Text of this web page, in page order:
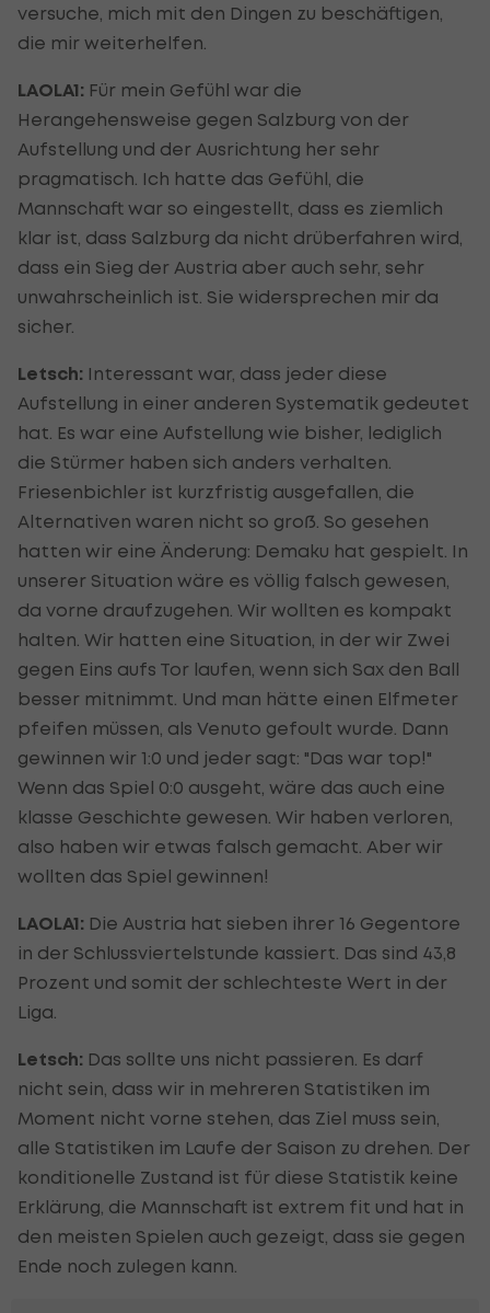
versuche, mich mit den Dingen zu beschäftigen,
die mir weiterhelfen.
LAOLA1: Für mein Gefühl war die
Herangehensweise gegen Salzburg von der
Aufstellung und der Ausrichtung her sehr
pragmatisch. Ich hatte das Gefühl, die
Mannschaft war so eingestellt, dass es ziemlich
klar ist, dass Salzburg da nicht drüberfahren wird,
dass ein Sieg der Austria aber auch sehr, sehr
unwahrscheinlich ist. Sie widersprechen mir da
sicher.
Letsch: Interessant war, dass jeder diese
Aufstellung in einer anderen Systematik gedeutet
hat. Es war eine Aufstellung wie bisher, lediglich
die Stürmer haben sich anders verhalten.
Friesenbichler ist kurzfristig ausgefallen, die
Alternativen waren nicht so groß. So gesehen
hatten wir eine Änderung: Demaku hat gespielt. In
unserer Situation wäre es völlig falsch gewesen,
da vorne draufzugehen. Wir wollten es kompakt
halten. Wir hatten eine Situation, in der wir Zwei
gegen Eins aufs Tor laufen, wenn sich Sax den Ball
besser mitnimmt. Und man hätte einen Elfmeter
pfeifen müssen, als Venuto gefoult wurde. Dann
gewinnen wir 1:0 und jeder sagt: "Das war top!"
Wenn das Spiel 0:0 ausgeht, wäre das auch eine
klasse Geschichte gewesen. Wir haben verloren,
also haben wir etwas falsch gemacht. Aber wir
wollten das Spiel gewinnen!
LAOLA1: Die Austria hat sieben ihrer 16 Gegentore
in der Schlussviertelstunde kassiert. Das sind 43,8
Prozent und somit der schlechteste Wert in der
Liga.
Letsch: Das sollte uns nicht passieren. Es darf
nicht sein, dass wir in mehreren Statistiken im
Moment nicht vorne stehen, das Ziel muss sein,
alle Statistiken im Laufe der Saison zu drehen. Der
konditionelle Zustand ist für diese Statistik keine
Erklärung, die Mannschaft ist extrem fit und hat in
den meisten Spielen auch gezeigt, dass sie gegen
Ende noch zulegen kann.